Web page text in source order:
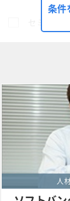
この条件で検索する
条件
人